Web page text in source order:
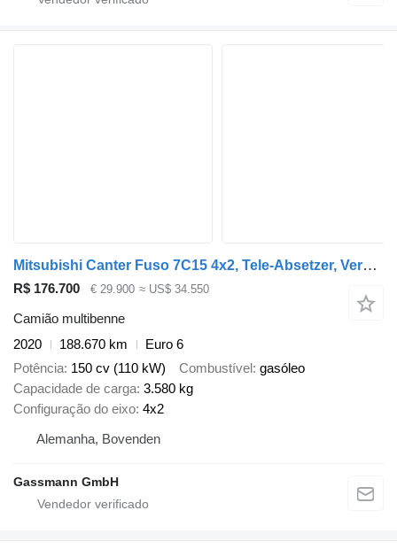
Mitsubishi Canter Fuso 7C15 4x2, Tele-Absetzer, Vereiterbar
R$ 176.700 € 29.900 ≈ US$ 34.550
Camião multibenne
2020
188.670 km
Euro 6
Potência 150 cv (110 kW) Combustível gasóleo
Capacidade de carga 3.580 kg
Configuração do eixo 4x2
Alemanha, Bovenden
Gassmann GmbH